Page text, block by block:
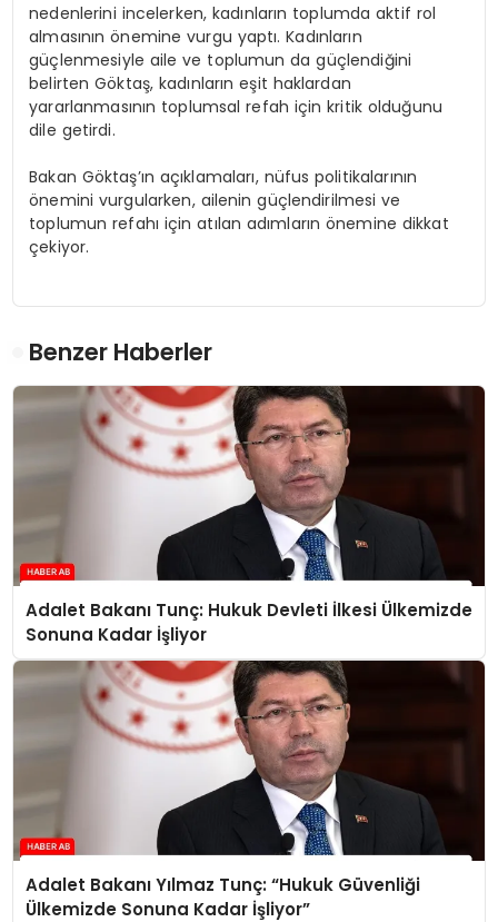
nedenlerini incelerken, kadınların toplumda aktif rol
almasının önemine vurgu yaptı. Kadınların
güçlenmesiyle aile ve toplumun da güçlendiğini
belirten Göktaş, kadınların eşit haklardan
yararlanmasının toplumsal refah için kritik olduğunu
dile getirdi.
Bakan Göktaş’ın açıklamaları, nüfus politikalarının
önemini vurgularken, ailenin güçlendirilmesi ve
toplumun refahı için atılan adımların önemine dikkat
çekiyor.
Benzer Haberler
Adalet Bakanı Tunç: Hukuk Devleti İlkesi Ülkemizde
Sonuna Kadar İşliyor
Adalet Bakanı Yılmaz Tunç: “Hukuk Güvenliği
Ülkemizde Sonuna Kadar İşliyor”